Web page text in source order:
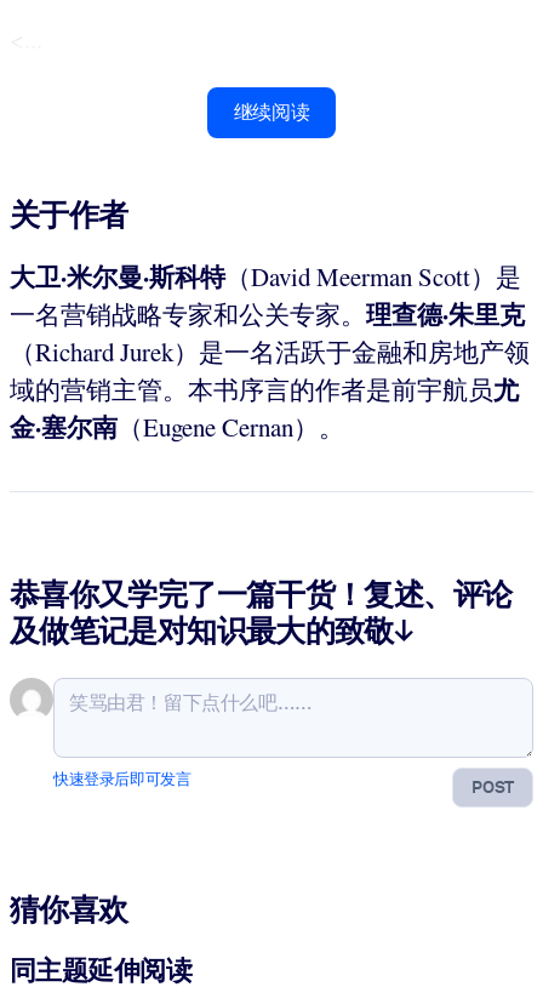
继续阅读
关于作者
大卫·米尔曼·斯科特（David Meerman Scott）是
一名营销战略专家和公关专家。 理查德·朱里克
（Richard Jurek）是一名活跃于金融和房地产领
域的营销主管。本书序言的作者是前宇航员尤
金·塞尔南 （Eugene Cernan）。
恭喜你又学完了一篇干货！复述、评论
及做笔记是对知识最大的致敬↓
POST
快速登录后即可发言
猜你喜欢
同主题延伸阅读